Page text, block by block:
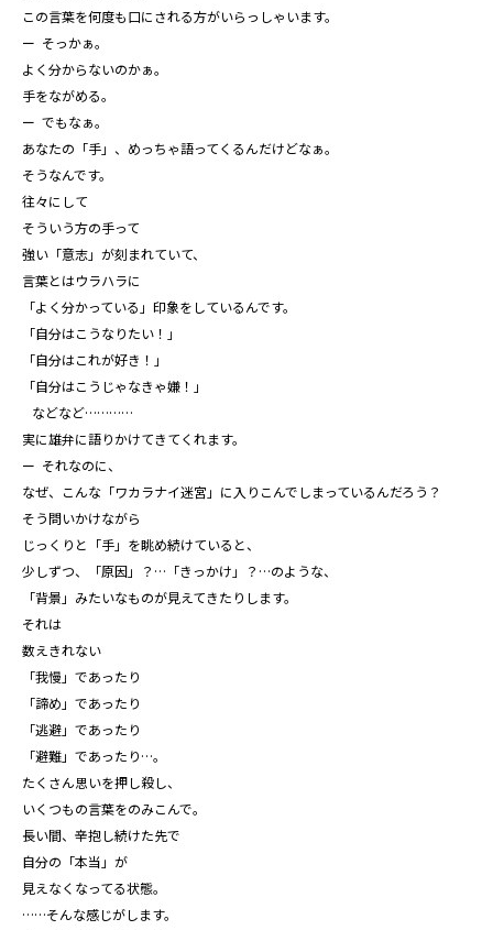
この言葉を何度も口にされる方がいらっしゃいます。
ー そっかぁ。
よく分からないのかぁ。
手をながめる。
ー でもなぁ。
あなたの「手」、めっちゃ語ってくるんだけどなぁ。
そうなんです。
往々にして
そういう方の手って
強い「意志」が刻まれていて、
言葉とはウラハラに
「よく分かっている」印象をしているんです。
「自分はこうなりたい！」
「自分はこれが好き！」
「自分はこうじゃなきゃ嫌！」
などなど…………
実に雄弁に語りかけてきてくれます。
ー それなのに、
なぜ、こんな「ワカラナイ迷宮」に入りこんでしまっているんだろう？
そう問いかけながら
じっくりと「手」を眺め続けていると、
少しずつ、「原因」？…「きっかけ」？…のような、
「背景」みたいなものが見えてきたりします。
それは
数えきれない
「我慢」であったり
「諦め」であったり
「逃避」であったり
「避難」であったり…。
たくさん思いを押し殺し、
いくつもの言葉をのみこんで。
長い間、辛抱し続けた先で
自分の「本当」が
見えなくなってる状態。
……そんな感じがします。